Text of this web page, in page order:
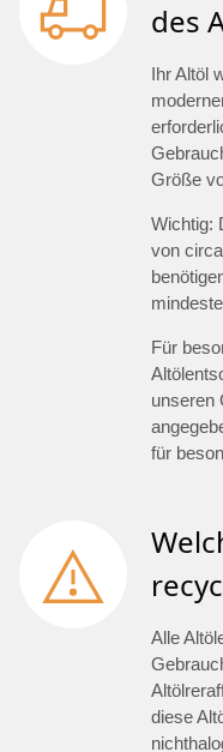
des
Ihr Altöl
Größe
Wichtig:
von
Für
unseren
für
Alle
diese